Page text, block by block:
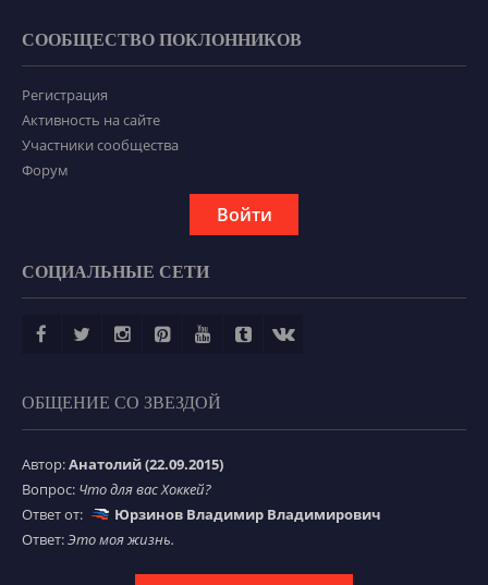
СООБЩЕСТВО ПОКЛОННИКОВ
Регистрация
Активность на сайте
Участники сообщества
Форум
Войти
СОЦИАЛЬНЫЕ СЕТИ
ОБЩЕНИЕ СО ЗВЕЗДОЙ
Автор:Анатолий (22.09.2015)
Вопрос: Что для вас Хоккей?
Ответ от:
Юрзинов Владимир Владимирович
Ответ:Это моя жизнь.